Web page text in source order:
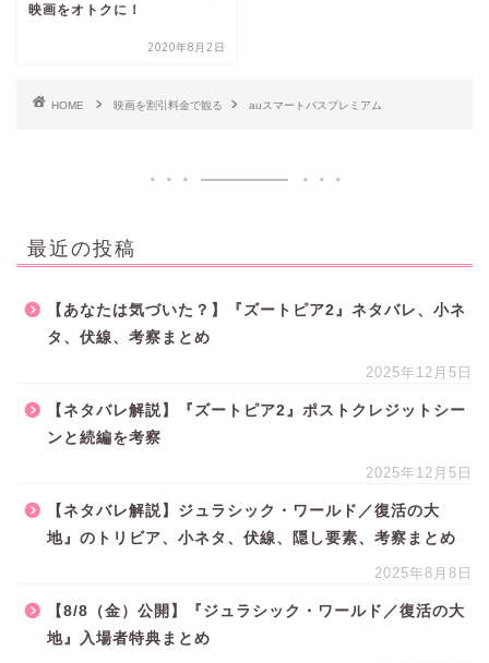
映画をオトクに！
2020年8月2日
HOME 映画を割引料金で観る auスマートパスプレミアム
最近の投稿
【あなたは気づいた？】『ズートピア2』ネタバレ、小ネ
タ、伏線、考察まとめ
2025年12月5日
【ネタバレ解説】『ズートピア2』ポストクレジットシー
ンと続編を考察
2025年12月5日
【ネタバレ解説】ジュラシック・ワールド／復活の大
地』のトリビア、小ネタ、伏線、隠し要素、考察まとめ
2025年8月8日
【8/8（金）公開】『ジュラシック・ワールド／復活の大
地』入場者特典まとめ